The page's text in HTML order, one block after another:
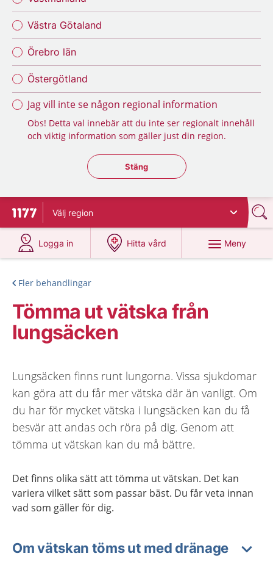
Västra Götaland
Örebro län
Östergötland
Jag vill inte se någon regional information
Obs! Detta val innebär att du inte ser regionalt innehåll
och viktig information som gäller just din region.
Stäng regionsväljaren
Stäng
Till startsidan för 1177
Välj region
Logga in
på 1177.se
Hitta vård
på 1177.se
Meny
Fler behandlingar
Tömma ut vätska från
lungsäcken
Lungsäcken finns runt lungorna. Vissa sjukdomar
kan göra att du får mer vätska där än vanligt. Om
du har för mycket vätska i lungsäcken kan du få
besvär att andas och röra på dig. Genom att
tömma ut vätskan kan du må bättre.
Det finns olika sätt att tömma ut vätskan. Det kan
variera vilket sätt som passar bäst. Du får veta innan
vad som gäller för dig.
Om vätskan töms ut med dränage